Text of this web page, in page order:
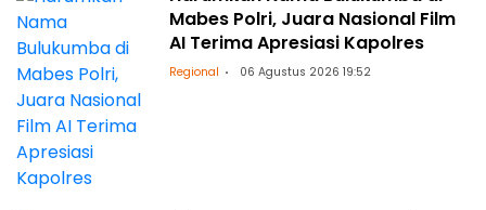
Mabes Polri, Juara Nasional Film
AI Terima Apresiasi Kapolres
Regional 06 Agustus 2026 19:52